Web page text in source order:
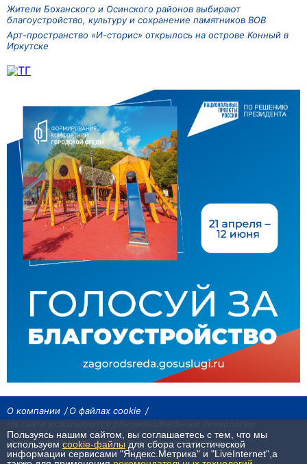
Жители Боханского и Осинского районов выбирают
благоустройство, культуру и сохранение памятников ВОВ
Арт-пространство «И-сторис» открылось на острове Конный в
Иркутске
О компании
О файлах cookie
Сетевое издание «Байкал24». Все права охраняются законом.
При использовании материалов агентства на других сайтах, обязательна
гиперссылка.
Пользуясь нашим сайтом, вы соглашаетесь с тем, что мы
используем cookie-файлы для сбора статистической
информации сервисами "Яндекс.Метрика" и "LiveInternet",а